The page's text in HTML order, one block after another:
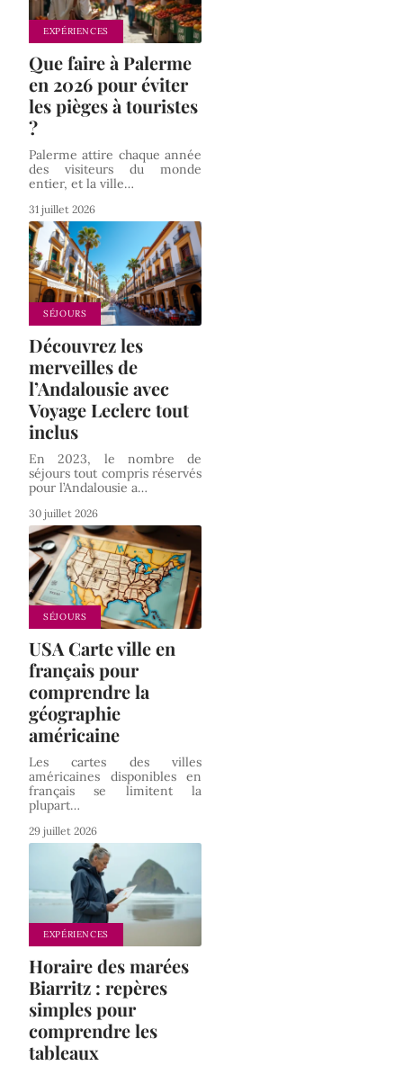
EXPÉRIENCES
Que faire à Palerme
en 2026 pour éviter
les pièges à touristes
?
Palerme attire chaque année
des visiteurs du monde
entier, et la ville…
31 juillet 2026
SÉJOURS
Découvrez les
merveilles de
l’Andalousie avec
Voyage Leclerc tout
inclus
En 2023, le nombre de
séjours tout compris réservés
pour l’Andalousie a…
30 juillet 2026
SÉJOURS
USA Carte ville en
français pour
comprendre la
géographie
américaine
Les cartes des villes
américaines disponibles en
français se limitent la
plupart…
29 juillet 2026
EXPÉRIENCES
Horaire des marées
Biarritz : repères
simples pour
comprendre les
tableaux